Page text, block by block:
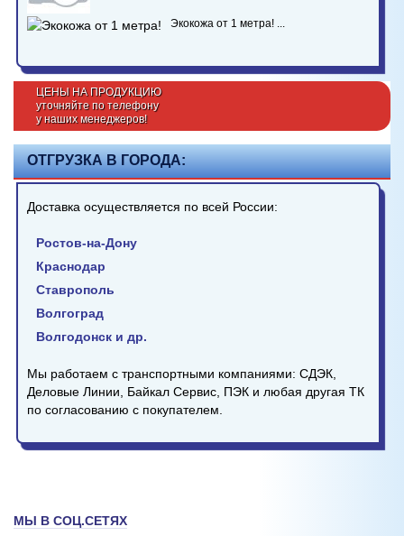
Экокожа от 1 метра! ...
ЦЕНЫ НА ПРОДУКЦИЮ
уточняйте по телефону
у наших менеджеров!
ОТГРУЗКА В ГОРОДА:
Доставка осуществляется по всей России:
Ростов-на-Дону
Краснодар
Ставрополь
Волгоград
Волгодонск и др.
Мы работаем с транспортными компаниями: СДЭК,
Деловые Линии, Байкал Сервис, ПЭК и любая другая ТК
по согласованию с покупателем.
МЫ В СОЦ.СЕТЯХ